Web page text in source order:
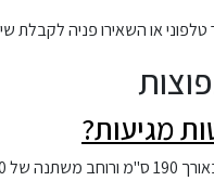
או השאירו פניה לקבלת
מגיעות?
ועד 180